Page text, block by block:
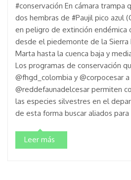
#conservación En cámara trampa
dos hembras de #Paujil pico azul
en peligro de extinción endémica
desde el piedemonte de la Sierra
Marta hasta la cuenca baja y
Los programas de conservación
@fhgd_colombia y @corpocesar
@reddefaunadelcesar permiten
las especies silvestres en el
de esta forma buscar aliados
Leer más